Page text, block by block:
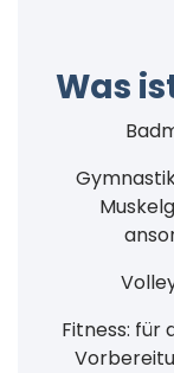
Was
Fitness: für